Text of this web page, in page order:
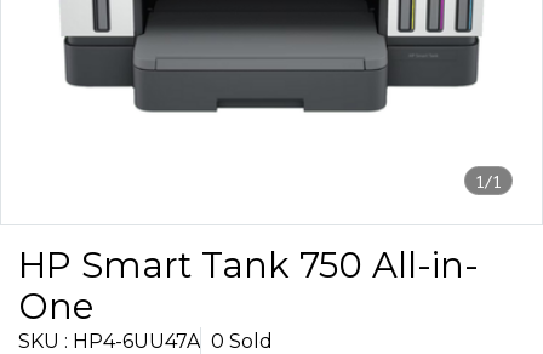
1/1
HP Smart Tank 750 All-in-
One
SKU : HP4-6UU47A 0 Sold